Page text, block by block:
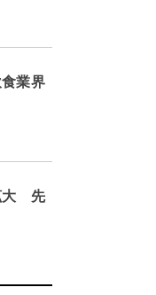
業界
大 先